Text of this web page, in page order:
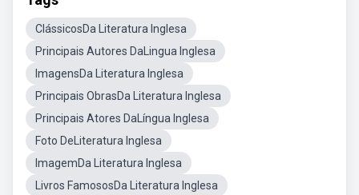
ClássicosDa Literatura Inglesa
Principais Autores DaLingua Inglesa
ImagensDa Literatura Inglesa
Principais ObrasDa Literatura Inglesa
Principais Atores DaLíngua Inglesa
Foto DeLiteratura Inglesa
ImagemDa Literatura Inglesa
Livros FamososDa Literatura Inglesa